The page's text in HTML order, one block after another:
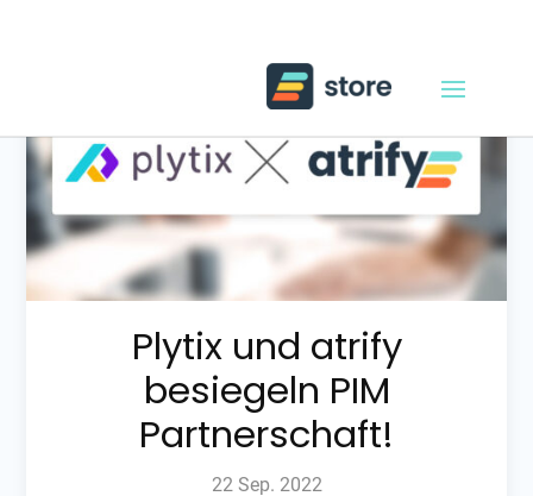
Plytix und atrify
besiegeln PIM
Partnerschaft!
22 Sep. 2022